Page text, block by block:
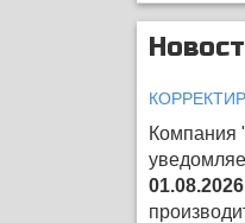
Компания